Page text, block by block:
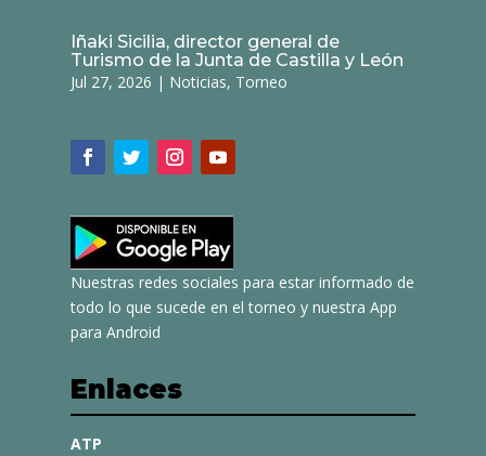
Iñaki Sicilia, director general de
Turismo de la Junta de Castilla y León
Jul 27, 2026 | Noticias, Torneo
Nuestras redes sociales para estar informado de
todo lo que sucede en el torneo y nuestra App
para Android
Enlaces
ATP